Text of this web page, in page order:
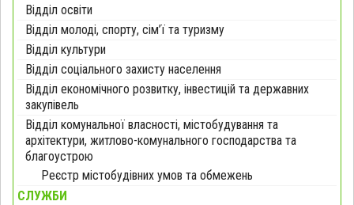
Відділ освіти
Відділ молоді, спорту, сім’ї та туризму
Відділ культури
Відділ соціального захисту населення
Відділ економічного розвитку, інвестицій та державних
закупівель
Відділ комунальної власності, містобудування та
архітектури, житлово-комунального господарства та
благоустрою
Реєстр містобудівних умов та обмежень
СЛУЖБИ